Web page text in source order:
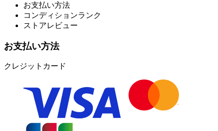
お支払い方法
コンディションランク
ストアレビュー
お支払い方法
クレジットカード